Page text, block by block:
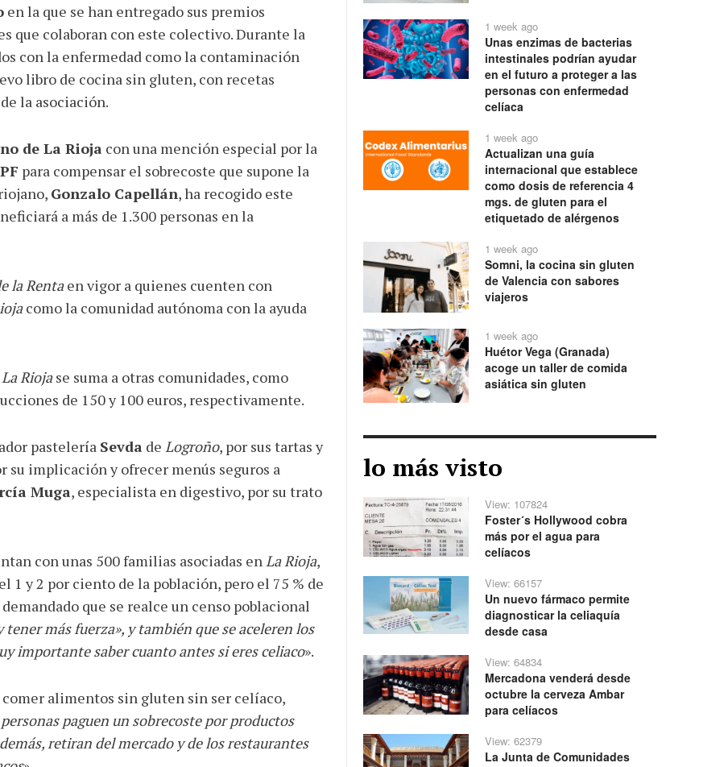
en la que se han entregado sus premios
que colaboran con este colectivo. Durante la
con la enfermedad como la contaminación
libro de cocina sin gluten, con recetas
la asociación.
de La Rioja con una mención especial por la
para compensar el sobrecoste que supone la
Gonzalo Capellán, ha recogido este
a más de 1.300 personas en la
la Rentaen vigor a quienes cuenten con
como la comunidad autónoma con la ayuda
La Riojase suma a otras comunidades, como
de 150 y 100 euros, respectivamente.
pastelería Sevda de Logroño, por sus tartas y
su implicación y ofrecer menús seguros a
Muga, especialista en digestivo, por su trato
con unas 500 familias asociadas en La Rioja,
1 y 2 por ciento de la población, pero el 75 % de
que se realce un censo poblacional
tener más fuerza», y también que se aceleren los
importante saber cuanto antes si eres celiaco».
alimentos sin gluten sin ser celíaco,
paguen un sobrecoste por productos
retiran del mercado y de los restaurantes
1 week ago
Unas enzimas de bacterias
intestinales podrían ayudar
en el futuro a proteger a las
personas con enfermedad
celíaca
1 week ago
Actualizan una guía
internacional que establece
como dosis de referencia 4
mgs. de gluten para el
etiquetado de alérgenos
1 week ago
Somni, la cocina sin gluten
de Valencia con sabores
viajeros
1 week ago
Huétor Vega (Granada)
acoge un taller de comida
asiática sin gluten
lo más visto
View: 107824
Foster´s Hollywood cobra
más por el agua para
celíacos
View: 66157
Un nuevo fármaco permite
diagnosticar la celiaquía
desde casa
View: 64834
Mercadona venderá desde
octubre la cerveza Ambar
para celíacos
View: 62379
La Junta de Comunidades